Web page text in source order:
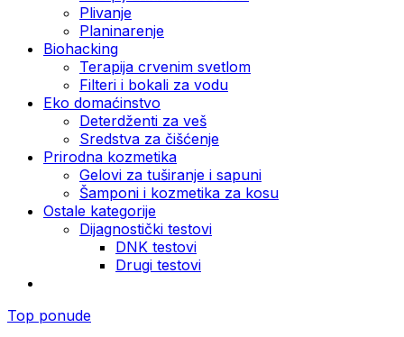
Plivanje
Planinarenje
Biohacking
Terapija crvenim svetlom
Filteri i bokali za vodu
Eko domaćinstvo
Deterdženti za veš
Sredstva za čišćenje
Prirodna kozmetika
Gelovi za tuširanje i sapuni
Šamponi i kozmetika za kosu
Ostale kategorije
Dijagnostički testovi
DNK testovi
Drugi testovi
Top ponude